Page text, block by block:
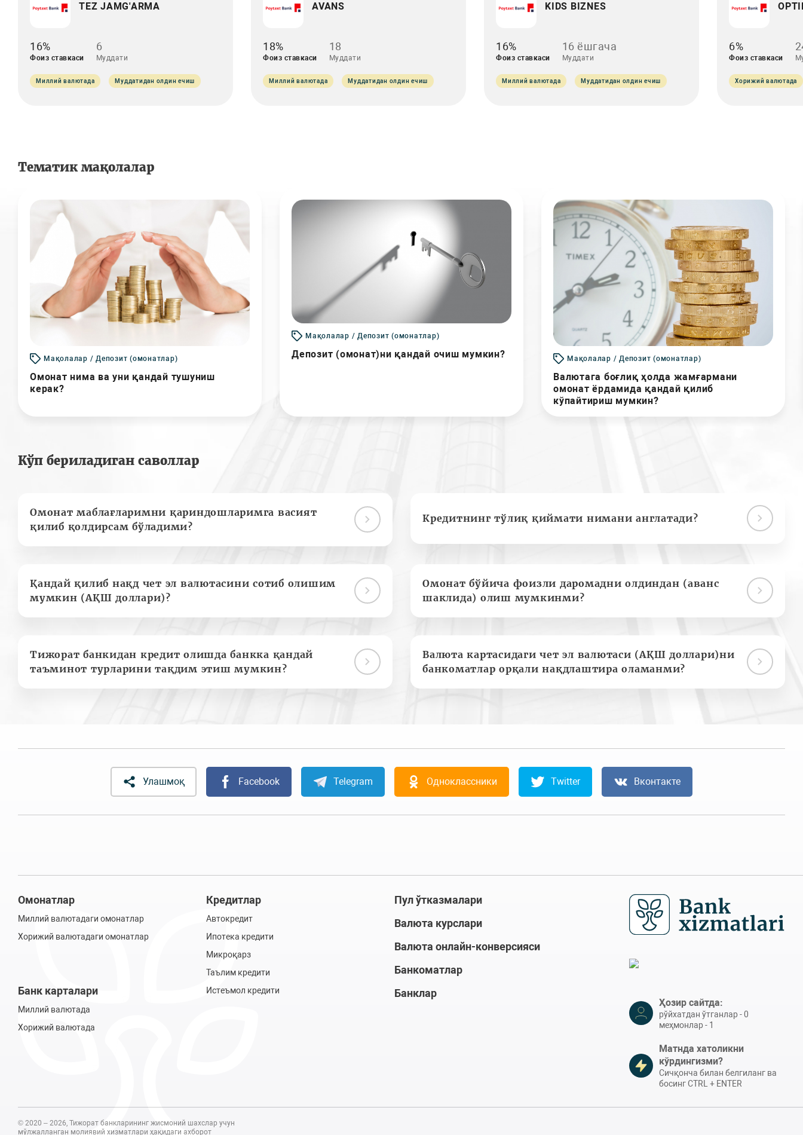
TEZ JAMG'ARMA
16%
Фоиз ставкаси
6
Муддати
Миллий валютада Муддатидан олдин ечиш
AVANS
18%
Фоиз ставкаси
18
Муддати
Миллий валютада Муддатидан олдин ечиш
KIDS BIZNES
16%
Фоиз ставкаси
16 ёшгача
Муддати
Миллий валютада Муддатидан олдин ечиш
6%
Фоиз ставкаси
Хорижий валютада
Тематик мақолалар
Мақолалар / Депозит (омонатлар)
Омонат нима ва уни қандай тушуниш
керак?
Мақолалар / Депозит (омонатлар)
Депозит (омонат)ни қандай очиш мумкин? Мақолалар / Депозит (омонатлар)
Валютага боғлиқ ҳолда жамғармани
омонат ёрдамида қандай қилиб
кўпайтириш мумкин?
Кўп бериладиган саволлар
Омонат маблағларимни қариндошларимга васият
қилиб қолдирсам бўладими?
Кредитнинг тўлиқ қиймати нимани англатади?
Қандай қилиб нақд чет эл валютасини сотиб олишим
мумкин (АҚШ доллари)?
Омонат бўйича фоизли даромадни олдиндан (аванс
шаклида) олиш мумкинми?
Тижорат банкидан кредит олишда банкка қандай
таъминот турларини тақдим этиш мумкин?
Валюта картасидаги чет эл валютаси (АҚШ доллари)ни
банкоматлар орқали нақдлаштира оламанми?
Улашмоқ Facebook Telegram Одноклассники Twitter Вконтакте
Омонатлар
Миллий валютадаги омонатлар
Хорижий валютадаги омонатлар
Банк карталари
Миллий валютада
Хорижий валютада
Кредитлар
Автокредит
Ипотека кредити
Микроқарз
Таълим кредити
Истеъмол кредити
Пул ўтказмалари
Валюта курслари
Валюта онлайн-конверсияси
Банкоматлар
Банклар
Ҳозир сайтда:
рўйхатдан ўтганлар - 0
меҳмонлар - 1
Матнда хатоликни
кўрдингизми?
Сичқонча билан белгиланг ва
босинг CTRL + ENTER
© 2020 – 2026, Тижорат банкларининг жисмоний шахслар учун
мўлжалланган молиявий хизматлари ҳақидаги ахборот